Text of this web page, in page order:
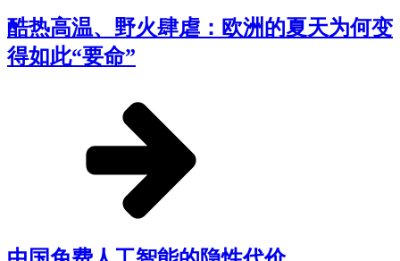
酷热高温、野火肆虐：欧洲的夏天为何变
得如此“要命”